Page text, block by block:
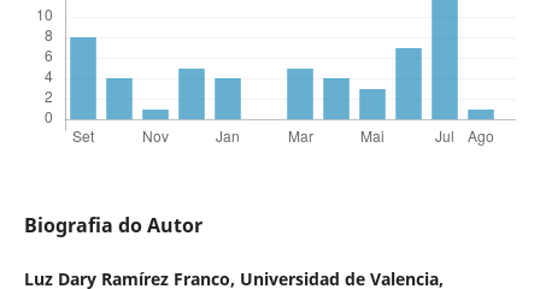
Biografia do Autor
Luz Dary Ramírez Franco, Universidad de Valencia,